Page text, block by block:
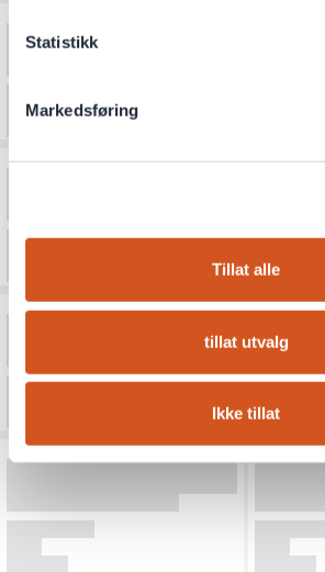
Statistikk
Markedsføring
Tillat alle
tillat utvalg
Ikke tillat